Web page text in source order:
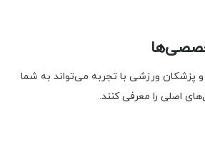
پزشکان ورزشی با تجربه می‌تواند به شما
اصلی را معرفی کنند.